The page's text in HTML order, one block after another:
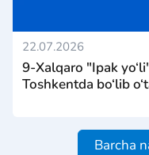
22.07.2026
9-Xalqaro "Ipak
Toshkentda bo‘lib
Barcha